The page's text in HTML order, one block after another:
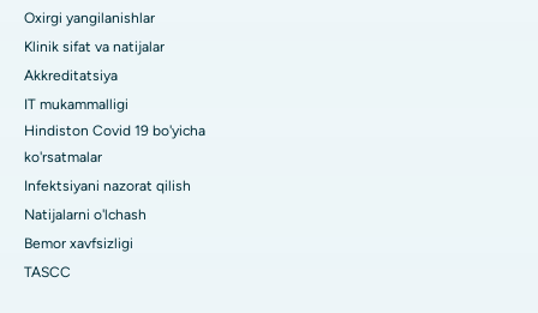
Oxirgi yangilanishlar
Klinik sifat va natijalar
Akkreditatsiya
IT mukammalligi
Hindiston Covid 19 bo'yicha
ko'rsatmalar
Infektsiyani nazorat qilish
Natijalarni o'lchash
Bemor xavfsizligi
TASCC